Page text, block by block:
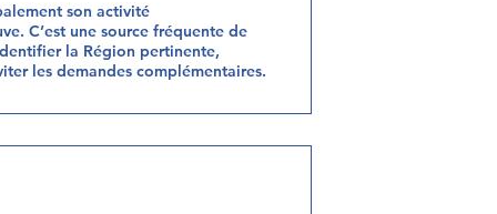
son activité
C’est une source fréquente de
la Région pertinente,
les demandes complémentaires.